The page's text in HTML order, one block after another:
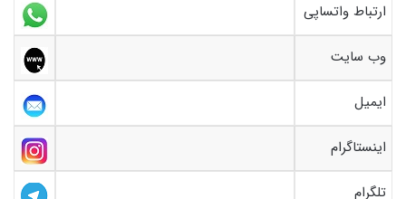
ارتباط واتساپی
وب سایت
ایمیل
اینستاگرام
تلگرام